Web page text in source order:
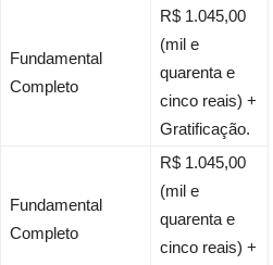
Fundamental
Completo
R$ 1.045,00
(mil e
quarenta e
cinco reais) +
Gratificação.
Fundamental
Completo
R$ 1.045,00
(mil e
quarenta e
cinco reais) +